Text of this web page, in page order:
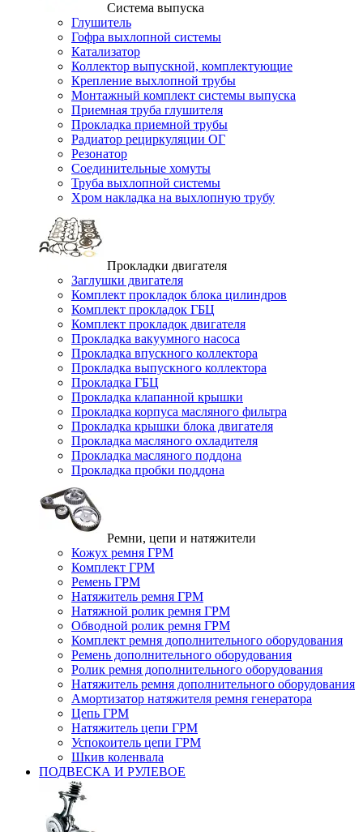
Система выпуска
Глушитель
Гофра выхлопной системы
Катализатор
Коллектор выпускной, комплектующие
Крепление выхлопной трубы
Монтажный комплект системы выпуска
Приемная труба глушителя
Прокладка приемной трубы
Радиатор рециркуляции ОГ
Резонатор
Соединительные хомуты
Труба выхлопной системы
Хром накладка на выхлопную трубу
Прокладки двигателя
Заглушки двигателя
Комплект прокладок блока цилиндров
Комплект прокладок ГБЦ
Комплект прокладок двигателя
Прокладка вакуумного насоса
Прокладка впускного коллектора
Прокладка выпускного коллектора
Прокладка ГБЦ
Прокладка клапанной крышки
Прокладка корпуса масляного фильтра
Прокладка крышки блока двигателя
Прокладка масляного охладителя
Прокладка масляного поддона
Прокладка пробки поддона
Ремни, цепи и натяжители
Кожух ремня ГРМ
Комплект ГРМ
Ремень ГРМ
Натяжитель ремня ГРМ
Натяжной ролик ремня ГРМ
Обводной ролик ремня ГРМ
Комплект ремня дополнительного оборудования
Ремень дополнительного оборудования
Ролик ремня дополнительного оборудования
Натяжитель ремня дополнительного оборудования
Амортизатор натяжителя ремня генератора
Цепь ГРМ
Натяжитель цепи ГРМ
Успокоитель цепи ГРМ
Шкив коленвала
ПОДВЕСКА И РУЛЕВОЕ